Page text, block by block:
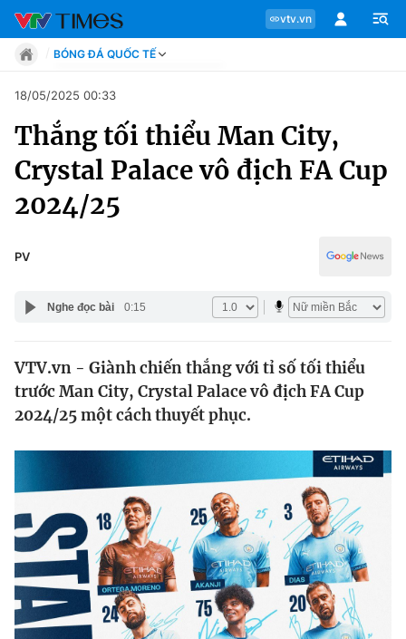
vtv.vn
Chuyên mục
Tin tức
Sự kiện
Bóng đá
Thể thao Điện tử
Các môn khác
VIDEO
BÓNG ĐÁ QUỐC TẾ
Move
Phong cách
Chân dung
Sự kiện
Bóng đá
Thể thao điện tử
18/05/2025 00:33
Thắng tối thiểu Man City,
Crystal Palace vô địch FA Cup
2024/25
PV
Nghe đọc bài 0:15
VTV.vn - Giành chiến thắng với tỉ số tối thiểu
trước Man City, Crystal Palace vô địch FA Cup
2024/25 một cách thuyết phục.